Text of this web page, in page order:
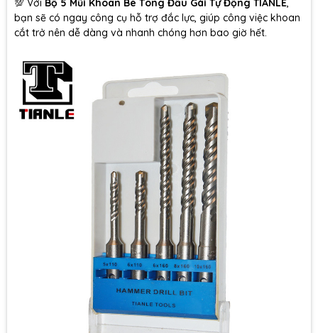
💯 Với Bộ 5 Mũi Khoan Bê Tông Đầu Gài Tự Động TIANLE,
bạn sẽ có ngay công cụ hỗ trợ đắc lực, giúp công việc khoan
cắt trở nên dễ dàng và nhanh chóng hơn bao giờ hết.